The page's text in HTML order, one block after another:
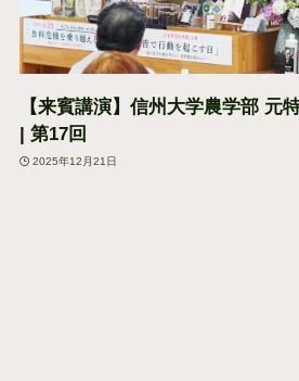
【来賓講演】信州大学農学部 元
| 第17回
2025年12月21日